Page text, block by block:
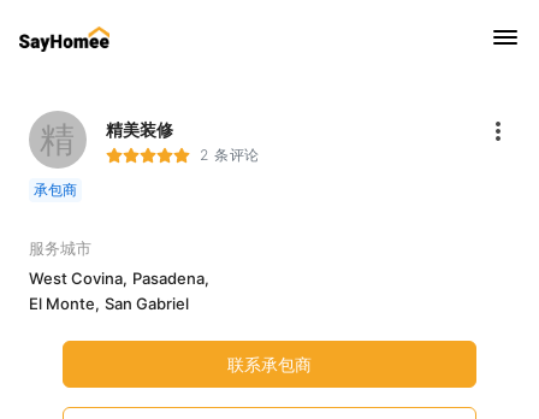
精 精美装修
2 条评论
承包商
服务城市
West Covina, Pasadena,
El Monte, San Gabriel
联系承包商